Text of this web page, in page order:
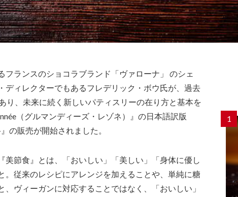
フランスのショコラブランド「ヴァローナ」 のシェ
ディレクターでもあるフレデリック・ボウ氏が、過去
り、未来に続く新しいパティスリーの在り方と基本を
（グルマンディーズ・レゾネ）』の日本語訳版
の販売が開始されました。
美節食』とは、「おいしい」「美しい」「身体に優し
。従来のレシピにアレンジを加えることや、単純に糖
ヴィーガンに対応することではなく、「おいしい」
1